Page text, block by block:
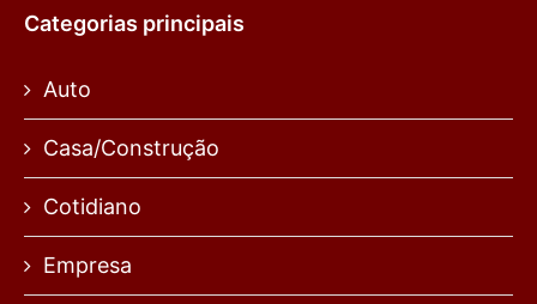
Categorias principais
Auto
Casa/Construção
Cotidiano
Empresa